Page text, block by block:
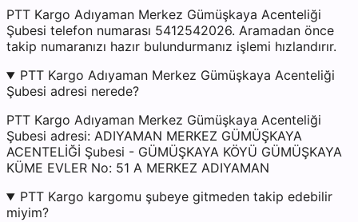
PTT Kargo Adıyaman Merkez Gümüşkaya Acenteliği
Şubesi telefon numarası 5412542026. Aramadan önce
takip numaranızı hazır bulundurmanız işlemi hızlandırır.
PTT Kargo Adıyaman Merkez Gümüşkaya Acenteliği
Şubesi adresi nerede?
PTT Kargo Adıyaman Merkez Gümüşkaya Acenteliği
Şubesi adresi: ADIYAMAN MERKEZ GÜMÜŞKAYA
ACENTELİĞİ Şubesi - GÜMÜŞKAYA KÖYÜ GÜMÜŞKAYA
KÜME EVLER No: 51 A MERKEZ ADIYAMAN
PTT Kargo kargomu şubeye gitmeden takip edebilir
miyim?